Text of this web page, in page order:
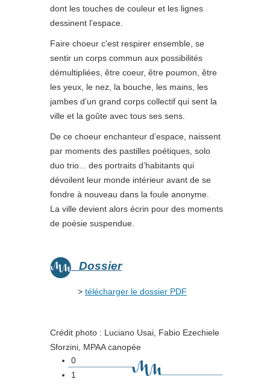
0
1
dont les touches de couleur et les lignes
dessinent l’espace.
Faire choeur c'est respirer ensemble, se
sentir un corps commun aux possibilités
démultipliées, être coeur, être poumon, être
les yeux, le nez, la bouche, les mains, les
jambes d’un grand corps collectif qui sent la
ville et la goûte avec tous ses sens.
De ce choeur enchanteur d’espace, naissent
par moments des pastilles poétiques, solo
duo trio... des portraits d’habitants qui
dévoilent leur monde intérieur avant de se
fondre à nouveau dans la foule anonyme.
La ville devient alors écrin pour des moments
de poésie suspendue.
Dossier
> télécharger le dossier PDF
Crédit photo : Luciano Usai, Fabio Ezechiele
Sforzini, MPAA canopée